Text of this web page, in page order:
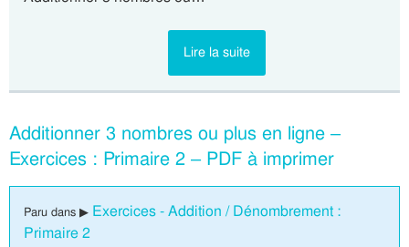
Lire la suite
Additionner 3 nombres ou plus en ligne –
Exercices : Primaire 2 – PDF à imprimer
Paru dans ▶ Exercices - Addition / Dénombrement :
Primaire 2